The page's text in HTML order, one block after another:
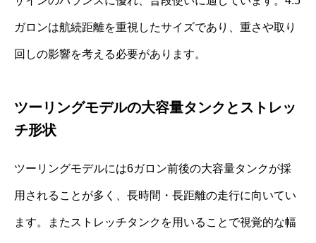
ガロンは航続距離を重視したサイズであり、重さや取り
回しの影響を考える必要があります。
ツーリングモデルの大容量タンクとストレッ
チ形状
ツーリングモデルには6ガロン前後の大容量タンクが採
用されることが多く、長時間・長距離の走行に向いてい
ます。またストレッチタンクを用いることで視覚的な幅